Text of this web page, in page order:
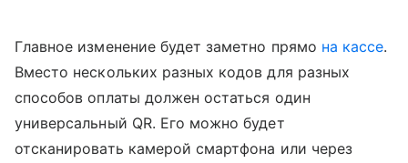
Главное изменение будет заметно прямо на кассе.
Вместо нескольких разных кодов для разных
способов оплаты должен остаться один
универсальный QR. Его можно будет
отсканировать камерой смартфона или через